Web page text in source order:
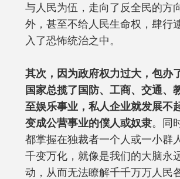
与人民为伍，走向了反全民的方
外，甚至不给人民生命权，肆行
入了恐怖统治之中。
其次，因为政府权力过大，包办
国家总揽了国防、工商、交通、
至娱乐事业，私人企业就发展不
变成公营事业的僕人或奴隶。同
都掌握在独裁者一个人或一小群
千变万化，就像是我们的大脑永
动，从而无法瞭解千千万万人民